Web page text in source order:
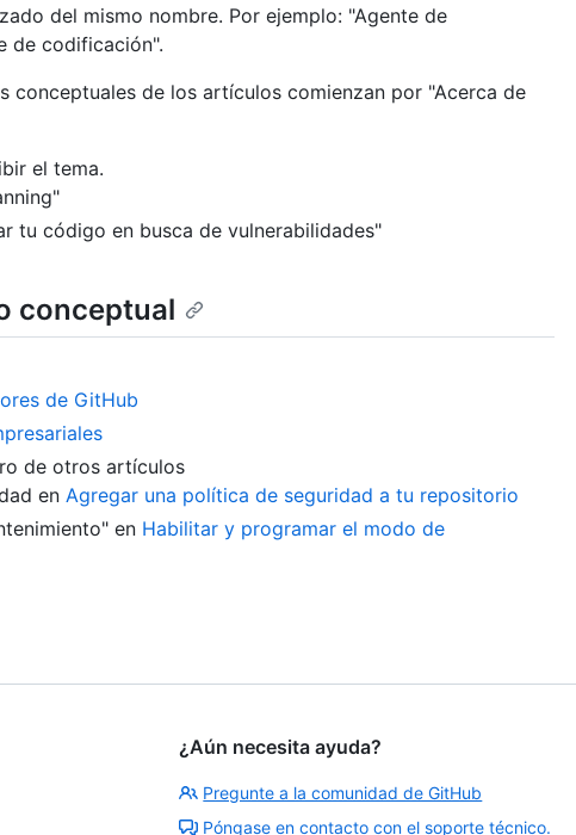
del mismo nombre. Por ejemplo: "Agente de
de codificación".
conceptuales de los artículos comienzan por "Acerca de
el tema.
tu código en busca de vulnerabilidades"
conceptual
de GitHub
de otros artículos
en Agregar una política de seguridad a tu repositorio
en Habilitar y programar el modo de
¿Aún necesita ayuda?
Pregunte a la comunidad de GitHub
Póngase en contacto con el soporte técnico.